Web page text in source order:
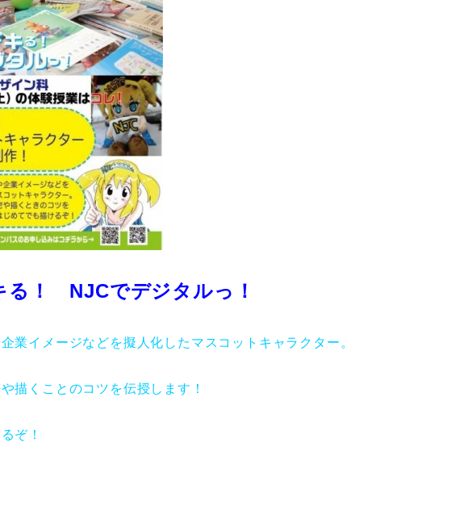
る！ NJCでデジタルっ！
業イメージなどを擬人化したマスコットキャラクター。
描くことのコツを伝授します！
ぞ！